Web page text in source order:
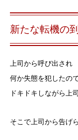
新たな転機の
上司から呼び出され
何か失態を犯したの
ドキドキしながら上
そこで上司から告げ